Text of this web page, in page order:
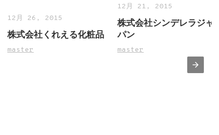
12月 26, 2015
株式会社くれえる化粧品
master
12月 21, 2015
株式会社シンデレラジャ
パン
master